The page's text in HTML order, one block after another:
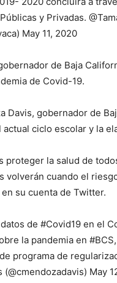
y Privadas.
May 11, 2020
de Baja
de Covid-19.
Davis, gobernador de
ciclo escolar y la
proteger la salud de
volverán cuando el
su cuenta de Twitter.
de #Covid19 en el
la pandemia en
programa de
(@cmendozadavis) May